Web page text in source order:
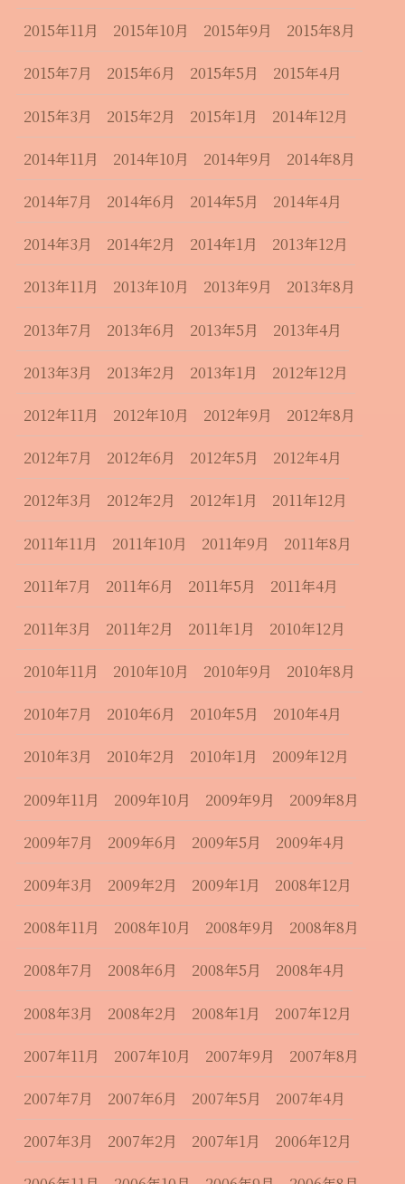
2015年11月
2015年10月 2015年9月
2015年8月
2015年7月
2015年6月 2015年5月
2015年4月
2015年3月
2015年2月 2015年1月
2014年12月
2014年11月
2014年10月 2014年9月
2014年8月
2014年7月
2014年6月 2014年5月
2014年4月
2014年3月
2014年2月 2014年1月
2013年12月
2013年11月
2013年10月 2013年9月
2013年8月
2013年7月
2013年6月 2013年5月
2013年4月
2013年3月
2013年2月 2013年1月
2012年12月
2012年11月
2012年10月 2012年9月
2012年8月
2012年7月
2012年6月 2012年5月
2012年4月
2012年3月
2012年2月 2012年1月
2011年12月
2011年11月
2011年10月 2011年9月
2011年8月
2011年7月
2011年6月 2011年5月
2011年4月
2011年3月
2011年2月 2011年1月
2010年12月
2010年11月
2010年10月 2010年9月
2010年8月
2010年7月
2010年6月 2010年5月
2010年4月
2010年3月
2010年2月 2010年1月
2009年12月
2009年11月
2009年10月 2009年9月
2009年8月
2009年7月
2009年6月 2009年5月
2009年4月
2009年3月
2009年2月 2009年1月
2008年12月
2008年11月
2008年10月 2008年9月
2008年8月
2008年7月
2008年6月 2008年5月
2008年4月
2008年3月
2008年2月 2008年1月
2007年12月
2007年11月
2007年10月 2007年9月
2007年8月
2007年7月
2007年6月 2007年5月
2007年4月
2007年3月
2007年2月 2007年1月
2006年12月